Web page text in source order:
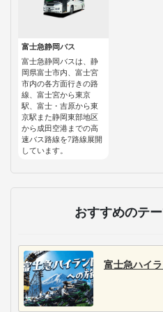
富士急静岡バス
富士急静岡バスは、静
岡県富士市内、富士宮
市内の各方面行きの路
線、富士宮から東京
駅、富士・吉原から東
京駅また静岡東部地区
から成田空港までの高
速バス路線を7路線展開
しています。
おすすめのテ
富士急ハイ